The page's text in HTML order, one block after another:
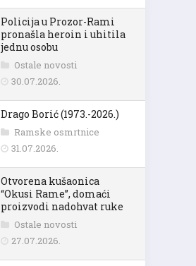
Policija u Prozor-Rami
pronašla heroin i uhitila
jednu osobu
Ostale novosti
30.07.2026.
Drago Borić (1973.-2026.)
Ramske osmrtnice
31.07.2026.
Otvorena kušaonica
“Okusi Rame”, domaći
proizvodi nadohvat ruke
Ostale novosti
27.07.2026.